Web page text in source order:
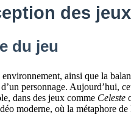
des
du jeu
ainsi que la
personnage. Aujourd’hui,
dans des jeux comme Celeste
moderne, où la métaphore